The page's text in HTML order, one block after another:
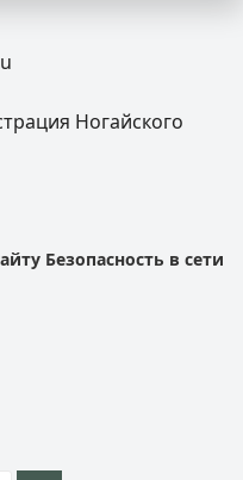
Ногайского
Безопасность в сети